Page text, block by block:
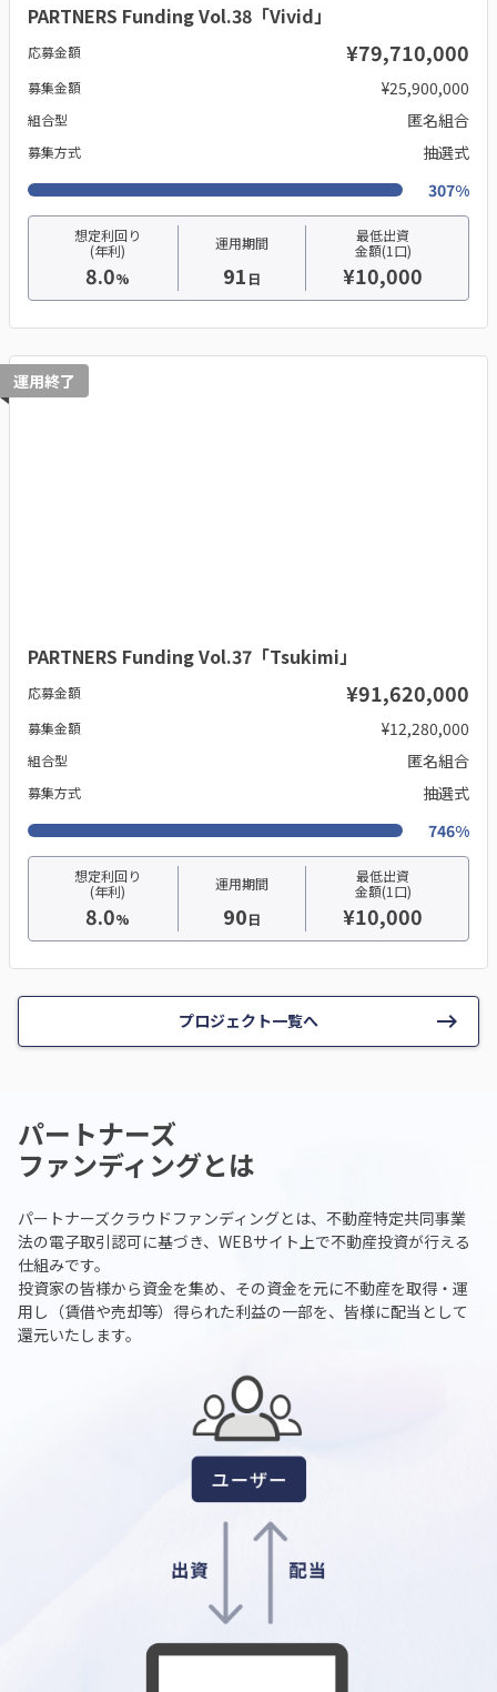
PARTNERS Funding Vol.38「Vivid」
応募金額 ¥79,710,000
募集金額 ¥25,900,000
組合型 匿名組合
募集方式
抽選式
307%
想定利回り
(年利)
8.0%
運用期間
91 日
最低出資
金額(1口)
¥10,000
運用終了
PARTNERS Funding Vol.37「Tsukimi」
応募金額 ¥91,620,000
募集金額 ¥12,280,000
組合型 匿名組合
募集方式
抽選式
746%
想定利回り
(年利)
8.0%
運用期間
90日
最低出資
金額(1口)
¥10,000
プロジェクト一覧へ keyboard_backspace
パートナーズ
ファンディングとは
パートナーズクラウドファンディングとは、不動産特定共同事業
法の電子取引認可に基づき、WEBサイト上で不動産投資が行える
仕組みです。
投資家の皆様から資金を集め、その資金を元に不動産を取得・運
用し（賃借や売却等）得られた利益の一部を、皆様に配当として
還元いたします。